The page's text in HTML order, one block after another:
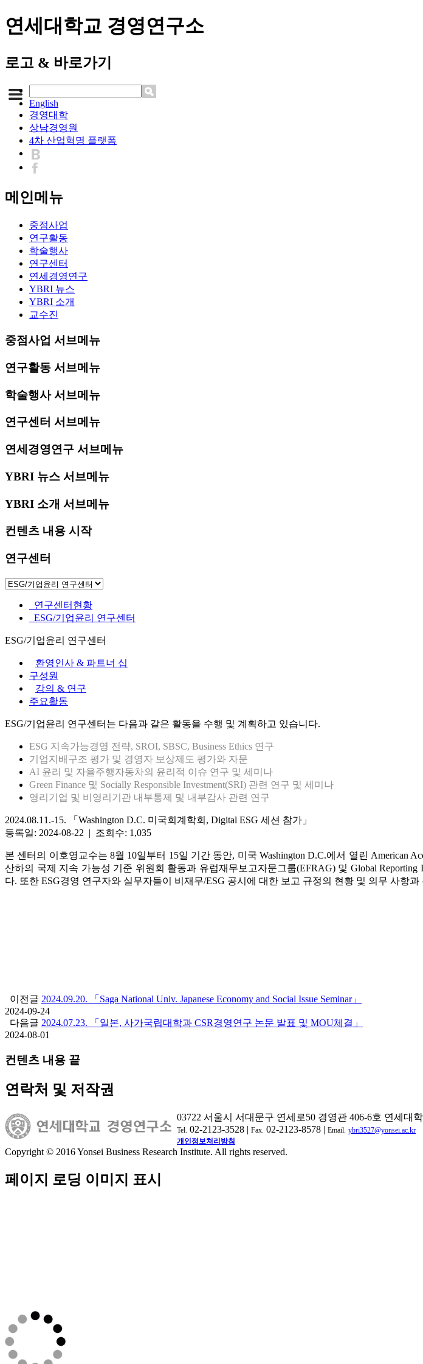
연세대학교 경영연구소
로고 & 바로가기
English
경영대학
상남경영원
4차 산업혁명 플랫폼
메인메뉴
중점사업
연구활동
학술행사
연구센터
연세경영연구
YBRI 뉴스
YBRI 소개
교수진
중점사업 서브메뉴
연구활동 서브메뉴
학술행사 서브메뉴
연구센터 서브메뉴
연세경영연구 서브메뉴
YBRI 뉴스 서브메뉴
YBRI 소개 서브메뉴
컨텐츠 내용 시작
연구센터
연구센터현황
ESG/기업윤리 연구센터
ESG/기업윤리 연구센터
환영인사 & 파트너 십
구성원
강의 & 연구
주요활동
ESG/기업윤리 연구센터는 다음과 같은 활동을 수행 및 계획하고 있습니다.
ESG 지속가능경영 전략, SROI, SBSC, Business Ethics 연구
기업지배구조 평가 및 경영자 보상제도 평가와 자문
AI 윤리 및 자율주행자동차의 윤리적 이슈 연구 및 세미나
Green Finance 및 Socially Responsible Investment(SRI) 관련 연구 및 세미나
영리기업 및 비영리기관 내부통제 및 내부감사 관련 연구
2024.08.11.-15. 「Washington D.C. 미국회계학회, Digital ESG 세션 참가」
등록일: 2024-08-22 | 조회수: 1,035
본 센터의 이호영교수는 8월 10일부터 15일 기간 동안, 미국 Washington D.C.에서 열린 American
산하의 국제 지속 가능성 기준 위원회 활동과 유럽재무보고자문그룹(EFRAG) 및 Global
다. 또한 ESG경영 연구자와 실무자들이 비재무/ESG 공시에 대한 보고 규정의 현황 및 의무 사항
이전글 2024.09.20. 「Saga National Univ. Japanese Economy and Social Issue Seminar」
2024-09-24
다음글 2024.07.23. 「일본, 사가국립대학과 CSR경영연구 논문 발표 및 MOU체결」
2024-08-01
컨텐츠 내용 끝
연락처 및 저작권
03722 서울시 서대문구 연세로50 경영관 406-6호 연세대
Tel. 02-2123-3528 | Fax. 02-2123-8578 | Email. ybri3527@yonsei.ac.kr
개인정보처리방침
Copyright © 2016 Yonsei Business Research Institute. All rights reserved.
페이지 로딩 이미지 표시